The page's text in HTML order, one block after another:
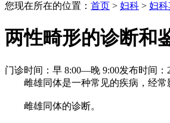
您现在所在的位置： 首页 > 妇科 > 妇
两性畸形的诊断和
门诊时间：早 8:00—晚 9:00发布时间：
雌雄同体是一种常见的疾病，经常影
雌雄同体的诊断。